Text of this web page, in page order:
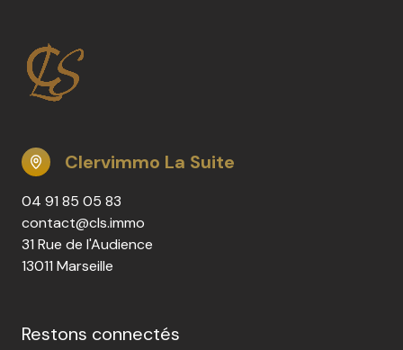
Clervimmo La Suite
04 91 85 05 83
contact@cls.immo
31 Rue de l'Audience
13011 Marseille
Restons connectés